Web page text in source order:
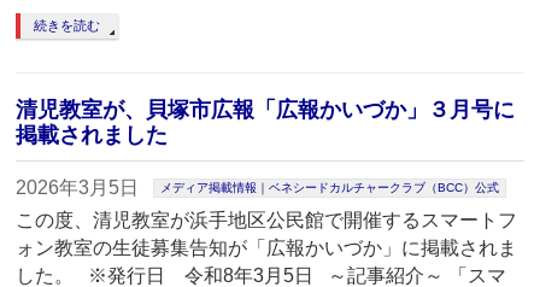
続きを読む
清児教室が、貝塚市広報「広報かいづか」３月号に
掲載されました
2026年3月5日 メディア掲載情報｜ベネシードカルチャークラブ（BCC）公式
この度、清児教室が浜手地区公民館で開催するスマートフ
ォン教室の生徒募集告知が「広報かいづか」に掲載されま
した。 ※発行日 令和8年3月5日 ～記事紹介～ 「スマ